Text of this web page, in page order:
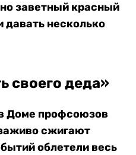
заветный красный
давать несколько
своего деда»
Доме профсоюзов
сжигают
облетели весь